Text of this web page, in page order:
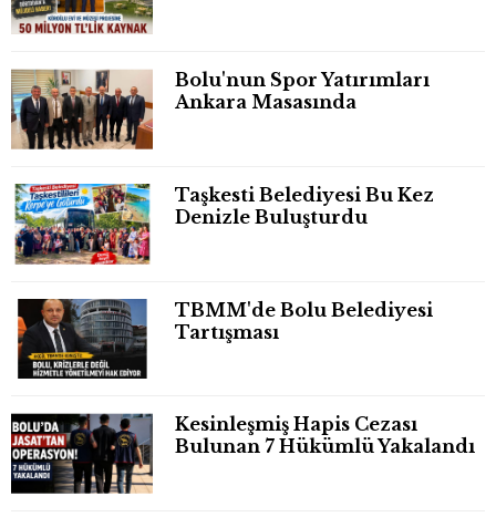
Bolu'nun Spor Yatırımları
Ankara Masasında
Taşkesti Belediyesi Bu Kez
Denizle Buluşturdu
TBMM'de Bolu Belediyesi
Tartışması
Kesinleşmiş Hapis Cezası
Bulunan 7 Hükümlü Yakalandı